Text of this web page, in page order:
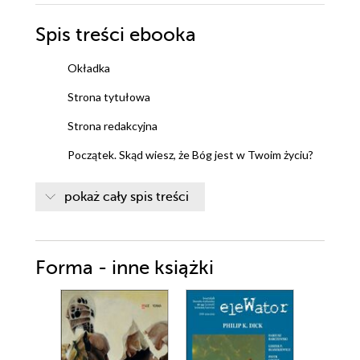
Spis treści ebooka
Okładka
Strona tytułowa
Strona redakcyjna
Początek. Skąd wiesz, że Bóg jest w Twoim życiu?
Cuda. Czy tylko Bóg potrafi je czynić, a może tylko
ludzie?
Jak wiele można wybaczyć?
Zdrada. Wyrzeczenie się ideałów. Wyparcie się
wiary
pokaż cały spis treści
Forma - inne książki